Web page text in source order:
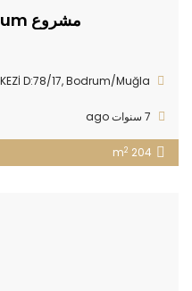
مشروع Elysium Miramar Bodrum
İŞ MERKEZİ D:78/17, Bodrum/Muğla
204 m
2